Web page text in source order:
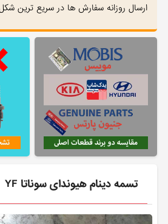
ارسال روزانه سفارش ها در سریع ترین
تسمه دینام هیوندای سوناتا YF